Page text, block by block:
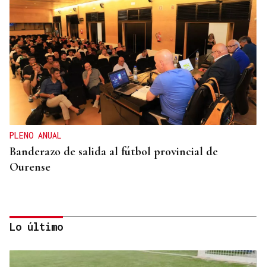
PLENO ANUAL
Banderazo de salida al fútbol provincial de
Ourense
Lo último